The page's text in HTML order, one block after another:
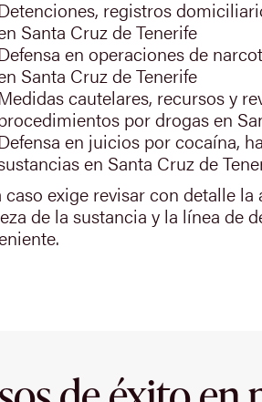
registros
Santa Cruz de Tenerife
en operaciones de
Santa Cruz de Tenerife
cautelares, recursos y
por drogas en
en juicios por cocaína,
en Santa Cruz de
caso exige revisar con detalle
de la sustancia y la línea de